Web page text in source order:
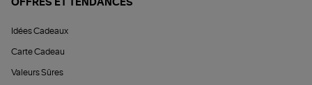
OFFRES ET TENDANCES
Idées Cadeaux
Carte Cadeau
Valeurs Sûres